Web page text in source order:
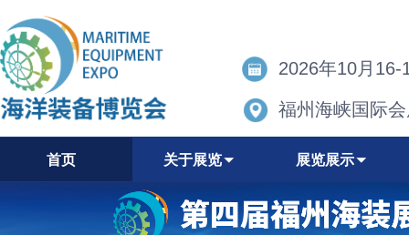
2026年10月16-
福州海峡国际
首页 关于展览 展览展示